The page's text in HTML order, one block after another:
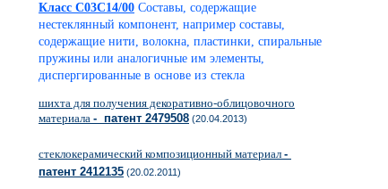
Класс C03C14/00 Составы, содержащие
нестеклянный компонент, например составы,
содержащие нити, волокна, пластинки, спиральные
пружины или аналогичные им элементы,
диспергированные в основе из стекла
шихта для получения декоративно-облицовочного
материала - патент 2479508 (20.04.2013)
стеклокерамический композиционный материал -
патент 2412135 (20.02.2011)